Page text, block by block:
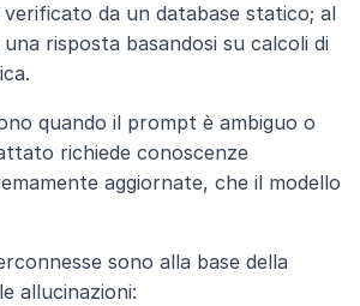
da un database statico; al
risposta basandosi su calcoli di
quando il prompt è ambiguo o
richiede conoscenze
aggiornate, che il modello
sono alla base della
allucinazioni: